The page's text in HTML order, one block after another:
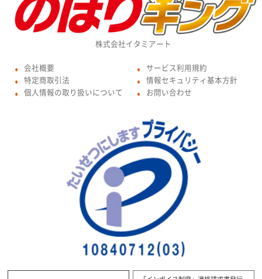
株式会社イタミアート
● 会社概要
● 特定商取引法
● 個人情報の取り扱いについて
● サービス利用規約
● 情報セキュリティ基本方針
● お問い合わせ